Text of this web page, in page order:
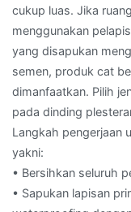
cukup luas. Jika
menggunakan
yang disapukan
semen, produk cat
dimanfaatkan. Pilih
pada dinding
Langkah pengerjaan
yakni:
• Bersihkan seluruh
• Sapukan lapisan